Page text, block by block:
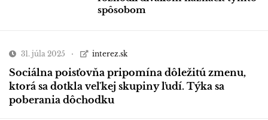
spôsobom
31. júla 2025 interez.sk
Sociálna poisťovňa pripomína dôležitú zmenu,
ktorá sa dotkla veľkej skupiny ľudí. Týka sa
poberania dôchodku